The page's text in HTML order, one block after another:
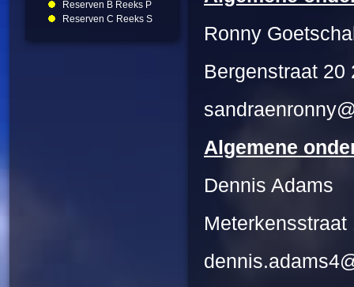
Reserven B Reeks P
Reserven C Reeks S
Ronny
Bergenstraat 20
Algemene
Dennis Adams